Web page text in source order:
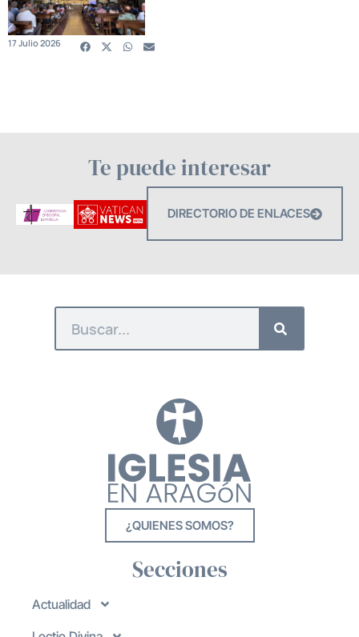
17 Julio 2026
Te puede interesar
DIRECTORIO DE ENLACES
¿QUIENES SOMOS?
Secciones
Actualidad